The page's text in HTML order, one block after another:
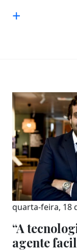
+
quarta-feira, 18
“A
agente